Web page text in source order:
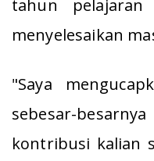
tahun pelajaran
menyelesaikan
"Saya
sebesar-
kontribusi kalian